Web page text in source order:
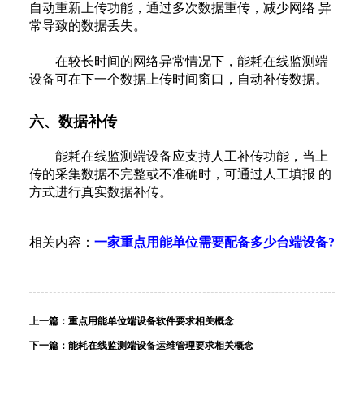
自动重新上传功能，通过多次数据重传，减少网络 异
常导致的数据丢失。
在较长时间的网络异常情况下，能耗在线监测端
设备可在下一个数据上传时间窗口，自动补传数据。
六、数据补传
能耗在线监测端设备应支持人工补传功能，当上
传的采集数据不完整或不准确时，可通过人工填报 的
方式进行真实数据补传。
相关内容： 一家重点用能单位需要配备多少台端设备?
上一篇： 重点用能单位端设备软件要求相关概念
下一篇： 能耗在线监测端设备运维管理要求相关概念